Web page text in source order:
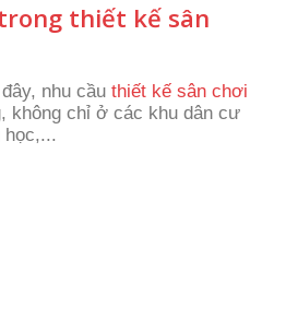
thiết kế sân
nhu cầu thiết kế sân chơi
không chỉ ở các khu dân cư
học,...